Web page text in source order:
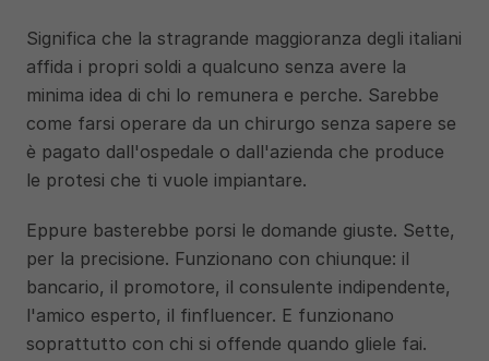
Significa che la stragrande maggioranza degli italiani
affida i propri soldi a qualcuno senza avere la
minima idea di chi lo remunera e perche. Sarebbe
come farsi operare da un chirurgo senza sapere se
è pagato dall'ospedale o dall'azienda che produce
le protesi che ti vuole impiantare.
Eppure basterebbe porsi le domande giuste. Sette,
per la precisione. Funzionano con chiunque: il
bancario, il promotore, il consulente indipendente,
l'amico esperto, il finfluencer. E funzionano
soprattutto con chi si offende quando gliele fai.